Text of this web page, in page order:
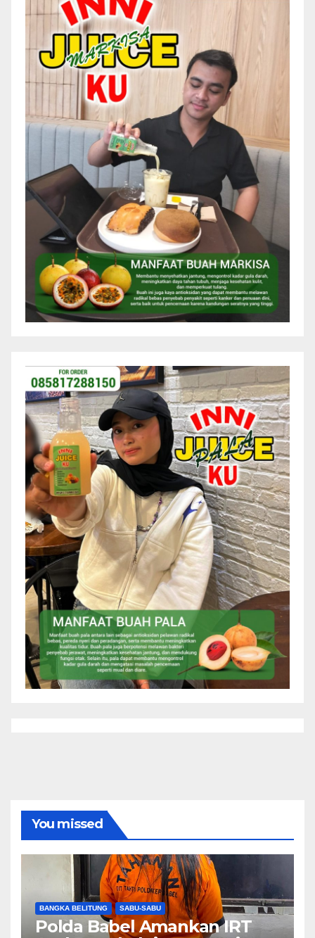
You missed
BANGKA BELITUNG SABU-SABU
Polda Babel Amankan IRT